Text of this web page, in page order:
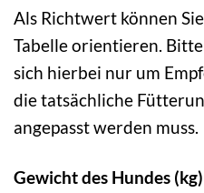
Als Richtwert können
Tabelle orientieren. Bitte
sich hierbei nur um
die tatsächliche
angepasst werden muss.
Gewicht des Hundes